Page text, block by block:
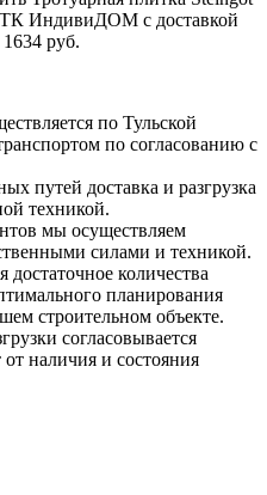
ИндивиДОМ с доставкой
руб.
по Тульской
по согласованию с
путей доставка и разгрузка
техникой.
мы осуществляем
силами и техникой.
количества
планирования
строительном объекте.
согласовывается
наличия и состояния